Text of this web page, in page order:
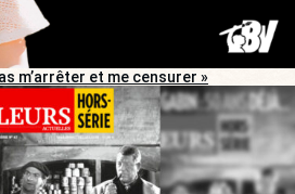
m’arrêter et me censurer »